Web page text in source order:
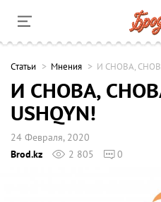
Cтатьи Мнения И СНОВА,
И СНОВА,
USHQYN!
24 Февраля, 2020
Brod.kz
2 805 0